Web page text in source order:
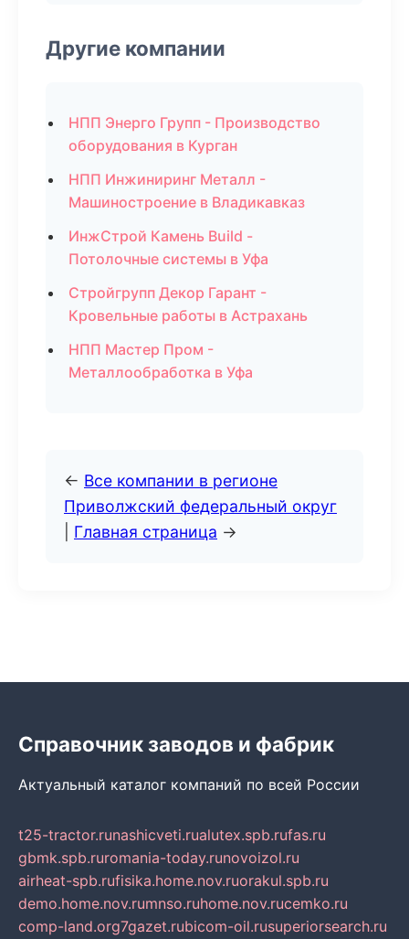
Другие компании
НПП Энерго Групп - Производство
оборудования в Курган
НПП Инжиниринг Металл -
Машиностроение в Владикавказ
ИнжСтрой Камень Build -
Потолочные системы в Уфа
Стройгрупп Декор Гарант -
Кровельные работы в Астрахань
НПП Мастер Пром -
Металлообработка в Уфа
← Все компании в регионе
Приволжский федеральный округ
Главная страница →
Справочник заводов и фабрик
Актуальный каталог компаний по всей России
t25-tractor.runashicveti.rualutex.spb.rufas.ru
gbmk.spb.ruromania-today.runovoizol.ru
airheat-spb.rufisika.home.nov.ruorakul.spb.ru
demo.home.nov.rumnso.ruhome.nov.rucemko.ru
comp-land.org7gazet.rubicom-oil.rusuperiorsearch.ru